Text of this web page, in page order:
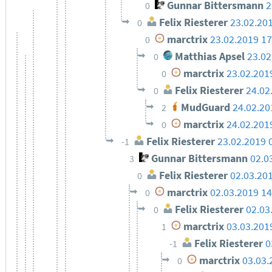
0 Gunnar Bittersmann
0 Felix Riesterer
0 marctrix23.02.2019
0 Matthias Apsel
0 marctrix
0 Felix Riesterer
2 MudGuard
0 marctrix
-1 Felix Riesterer 23.02.2019
3 Gunnar Bittersmann
0 Felix Riesterer
0 marctrix02.03.2019
0 Felix Riesterer
1 marctrix
-1 Felix Riesterer
0 marctrix